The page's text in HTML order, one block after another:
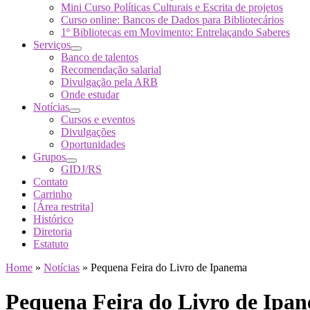
Mini Curso Políticas Culturais e Escrita de projetos
Curso online: Bancos de Dados para Bibliotecários
1º Bibliotecas em Movimento: Entrelaçando Saberes
Serviços
Banco de talentos
Recomendação salarial
Divulgação pela ARB
Onde estudar
Notícias
Cursos e eventos
Divulgações
Oportunidades
Grupos
GIDJ/RS
Contato
Carrinho
[Área restrita]
Histórico
Diretoria
Estatuto
Home » Notícias » Pequena Feira do Livro de Ipanema
Pequena Feira do Livro de